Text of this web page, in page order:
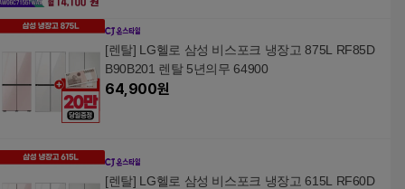
[렌탈] LG헬로 삼성 비스포크 냉장고 875L RF85D
B90B201 렌탈 5년의무 64900
64,900원
[렌탈] LG헬로 삼성 비스포크 냉장고 615L RF60D